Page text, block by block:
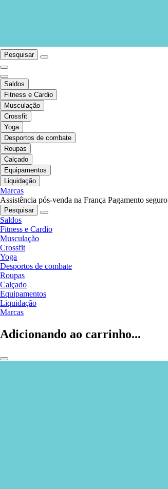
Pesquisar
Saldos
Fitness e Cardio
Musculação
Crossfit
Yoga
Desportos de combate
Roupas
Calçado
Equipamentos
Liquidação
Marcas
Assistência pós-venda na França Pagamento seguro
Pesquisar
Saldos
Fitness e Cardio
Musculação
Crossfit
Yoga
Desportos de combate
Roupas
Calçado
Equipamentos
Liquidação
Marcas
Adicionando ao carrinho...